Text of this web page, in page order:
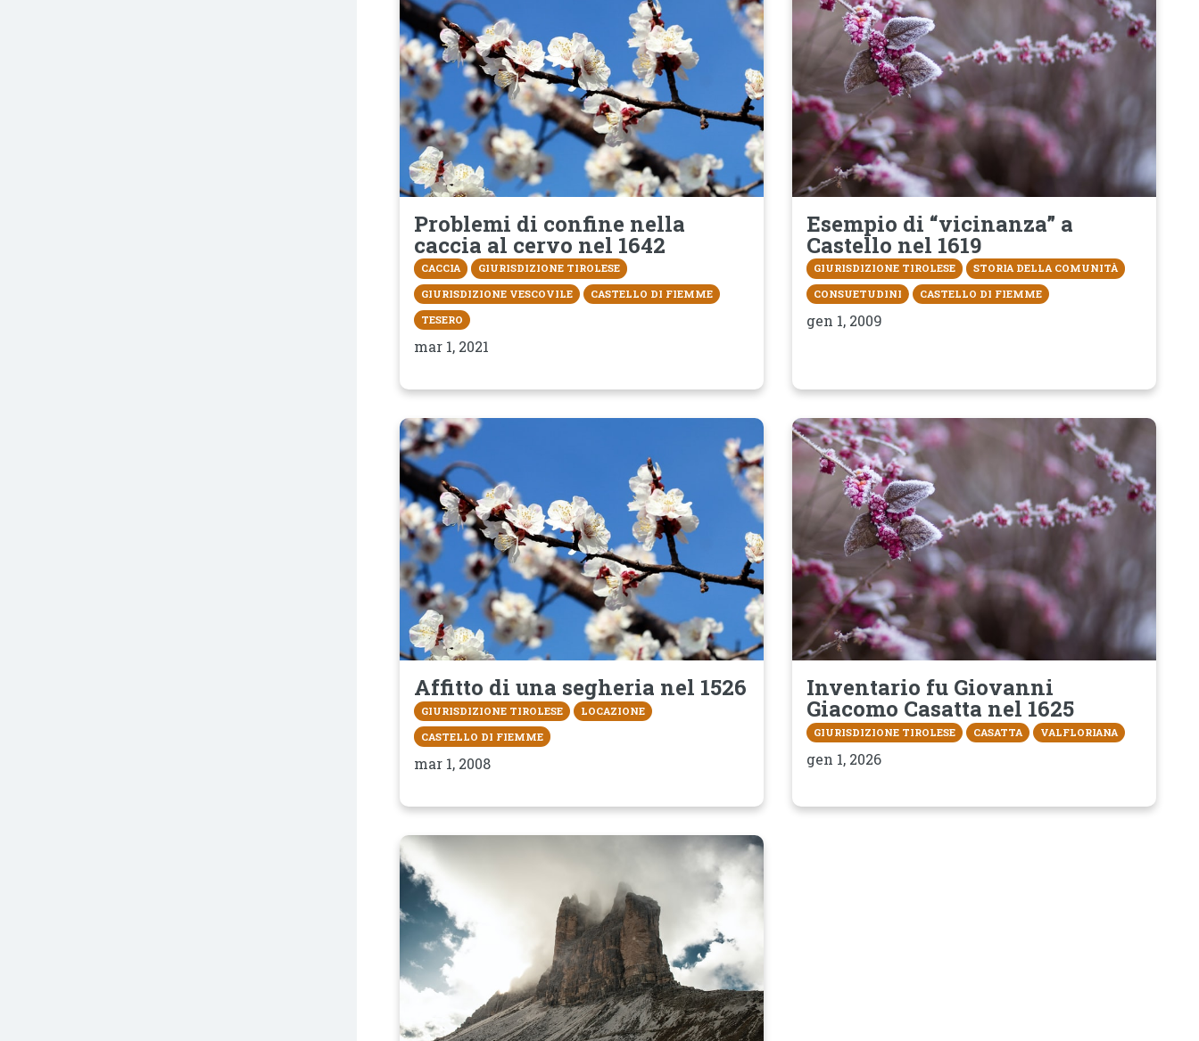
Problemi di confine nella
caccia al cervo nel 1642
CACCIA
GIURISDIZIONE TIROLESE
GIURISDIZIONE VESCOVILE
CASTELLO DI FIEMME
TESERO
mar 1, 2021
Esempio di “vicinanza” a
Castello nel 1619
GIURISDIZIONE TIROLESE
STORIA DELLA COMUNITÀ
CONSUETUDINI
CASTELLO DI FIEMME
gen 1, 2009
Affitto di una segheria nel 1526
GIURISDIZIONE TIROLESE
LOCAZIONE
CASTELLO DI FIEMME
mar 1, 2008
Inventario fu Giovanni
Giacomo Casatta nel 1625
GIURISDIZIONE TIROLESE CASATTA VALFLORIANA
gen 1, 2026